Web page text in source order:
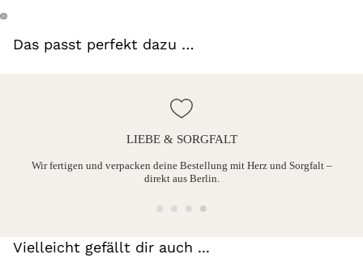
Das passt perfekt dazu …
LIEBE & SORGFALT
Wir fertigen und verpacken deine Bestellung mit Herz und Sorgfalt –
direkt aus Berlin.
Vielleicht gefällt dir auch ...